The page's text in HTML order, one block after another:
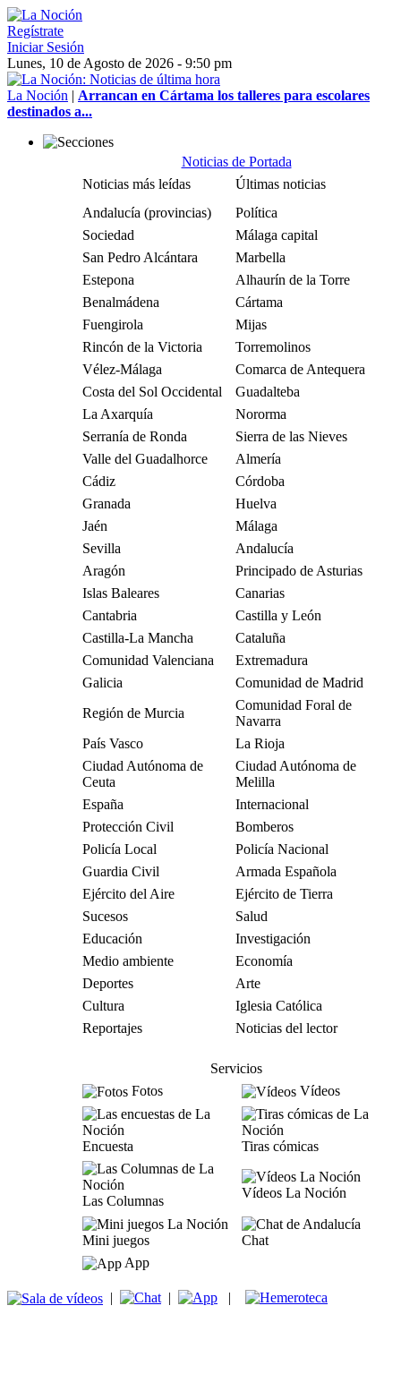
Regístrate
Iniciar Sesión
Lunes, 10 de Agosto de 2026 - 9:50 pm
La Noción | Arrancan en Cártama los talleres para escolares
destinados a...
Noticias de Portada
Noticias más leídas
Últimas noticias
Andalucía (provincias)
Política
Sociedad
Málaga capital
San Pedro Alcántara
Marbella
Estepona
Alhaurín de la Torre
Benalmádena
Cártama
Fuengirola
Mijas
Rincón de la Victoria
Torremolinos
Vélez-Málaga
Comarca de Antequera
Costa del Sol Occidental
Guadalteba
La Axarquía
Nororma
Serranía de Ronda
Sierra de las Nieves
Valle del Guadalhorce
Almería
Cádiz
Córdoba
Granada
Huelva
Jaén
Málaga
Sevilla
Andalucía
Aragón
Principado de Asturias
Islas Baleares
Canarias
Cantabria
Castilla y León
Castilla-La Mancha
Cataluña
Comunidad Valenciana
Extremadura
Galicia
Comunidad de Madrid
Región de Murcia
Comunidad Foral de
Navarra
País Vasco
La Rioja
Ciudad Autónoma de
Ceuta
Ciudad Autónoma de
Melilla
España
Internacional
Protección Civil
Bomberos
Policía Local
Policía Nacional
Guardia Civil
Armada Española
Ejército del Aire
Ejército de Tierra
Sucesos
Salud
Educación
Investigación
Medio ambiente
Economía
Deportes
Arte
Cultura
Iglesia Católica
Reportajes
Noticias del lector
Servicios
Fotos
Vídeos
Encuesta Tiras cómicas
Las Columnas
Vídeos La Noción
Mini juegos
Chat
App
| | |